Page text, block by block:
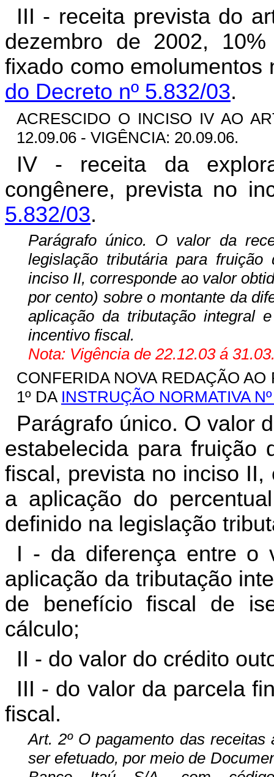
III - receita prevista do
dezembro de 2002,
fixado como
do Decreto nº 5.832/03.
ACRESCIDO O INCISO IV AO
12.09.06- VIGÊNCIA: 20.09.06.
IV - receita da
congênere, prevista no
5.832/03.
Parágrafo único. O valor da
legislação tributária para
inciso II, corresponde ao valor
por cento) sobre o montante da
aplicação da tributação integral
incentivo fiscal.
Nota: Vigência de 22.12.03 á
CONFERIDA NOVA REDAÇÃO AO
1º DA INSTRUÇÃO NORMATIVA
Parágrafo único. O valor
estabelecida para fruição
fiscal, prevista no inciso
a aplicação do
definido na legislação
I - da diferença entre o
aplicação da tributação
de benefício fiscal de
cálculo;
II - do valor do crédito
III - do valor da parcela
fiscal.
Art. 2º O pagamento das
ser efetuado, por meio de